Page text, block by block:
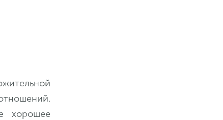
хорошее